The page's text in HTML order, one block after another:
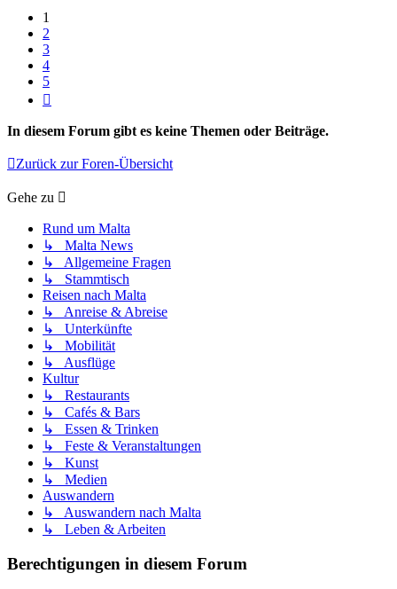
1
2
3
4
5
In diesem Forum gibt es keine Themen oder Beiträge.
Zurück zur Foren-Übersicht
Gehe zu
Rund um Malta
↳ Malta News
↳ Allgemeine Fragen
↳ Stammtisch
Reisen nach Malta
↳ Anreise & Abreise
↳ Unterkünfte
↳ Mobilität
↳ Ausflüge
Kultur
↳ Restaurants
↳ Cafés & Bars
↳ Essen & Trinken
↳ Feste & Veranstaltungen
↳ Kunst
↳ Medien
Auswandern
↳ Auswandern nach Malta
↳ Leben & Arbeiten
Berechtigungen in diesem Forum